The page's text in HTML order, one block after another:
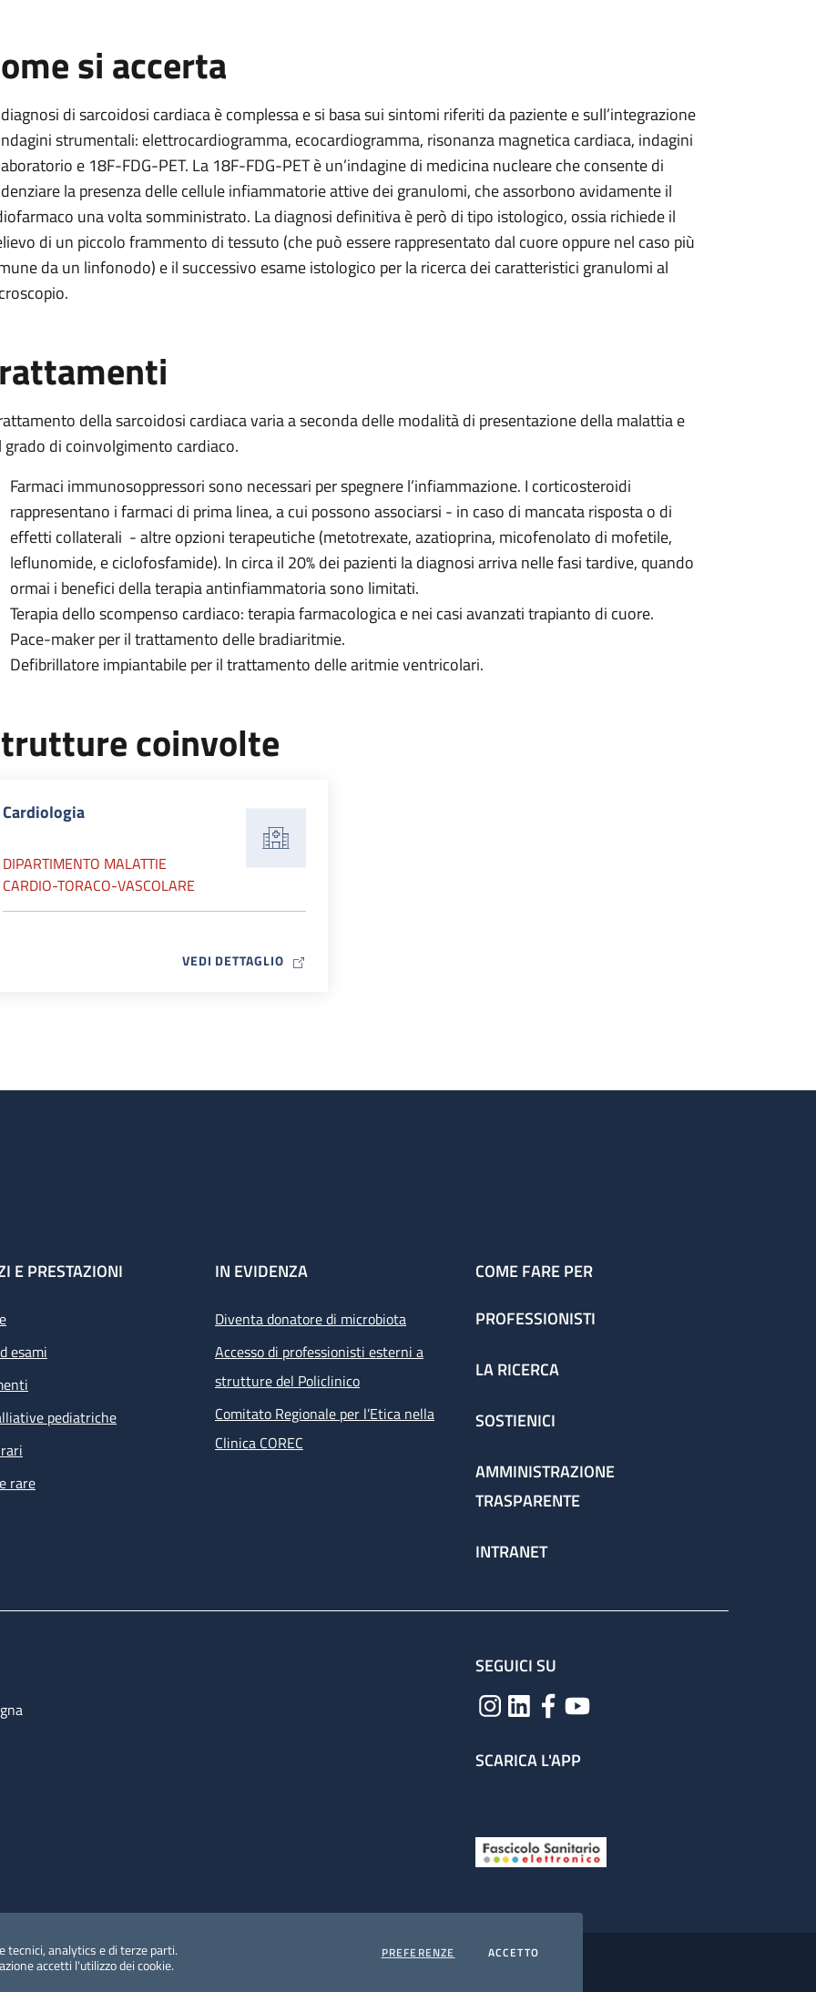
tecnici, analytics e di terze parti.
accetti l'utilizzo dei cookie.
PREFERENZE COOKIESACCETTOI COOKIES
si accerta
di sarcoidosi cardiaca è complessa e si basa sui sintomi riferiti da paziente e sull’integrazione
strumentali: elettrocardiogramma, ecocardiogramma, risonanza magnetica cardiaca, indagini
e 18F-FDG-PET. La 18F-FDG-PET è un’indagine di medicina nucleare che consente di
la presenza delle cellule infiammatorie attive dei granulomi, che assorbono avidamente il
una volta somministrato. La diagnosi definitiva è però di tipo istologico, ossia richiede il
di un piccolo frammento di tessuto (che può essere rappresentato dal cuore oppure nel caso più
da un linfonodo) e il successivo esame istologico per la ricerca dei caratteristici granulomi al
della sarcoidosi cardiaca varia a seconda delle modalità di presentazione della malattia e
grado di coinvolgimento cardiaco.
Farmaci immunosoppressori sono necessari per spegnere l’infiammazione. I corticosteroidi
rappresentano i farmaci di prima linea, a cui possono associarsi - in caso di mancata risposta o di
effetti collaterali - altre opzioni terapeutiche (metotrexate, azatioprina, micofenolato di mofetile,
leflunomide, e ciclofosfamide). In circa il 20% dei pazienti la diagnosi arriva nelle fasi tardive, quando
ormai i benefici della terapia antinfiammatoria sono limitati.
Terapia dello scompenso cardiaco: terapia farmacologica e nei casi avanzati trapianto di cuore.
Pace-maker per il trattamento delle bradiaritmie.
Defibrillatore impiantabile per il trattamento delle aritmie ventricolari.
coinvolte
Cardiologia
DIPARTIMENTO MALATTIE
CARDIO-TORACO-VASCOLARE
VEDI DETTAGLIOMAP ICON
E PRESTAZIONI
esami
pediatriche
rare
IN EVIDENZA
Diventa donatore di microbiota
Accesso di professionisti esterni a
strutture del Policlinico
Comitato Regionale per l’Etica nella
Clinica COREC
COME FARE PER
PROFESSIONISTI
LA RICERCA
SOSTIENICI
AMMINISTRAZIONE
TRASPARENTE
INTRANET
SEGUICI SU
SCARICA L'APP
del dato personale